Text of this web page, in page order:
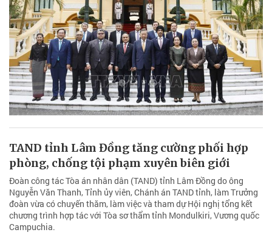
TAND tỉnh Lâm Đồng tăng cường phối hợp
phòng, chống tội phạm xuyên biên giới
Đoàn công tác Tòa án nhân dân (TAND) tỉnh Lâm Đồng do ông
Nguyễn Văn Thanh, Tỉnh ủy viên, Chánh án TAND tỉnh, làm Trưởng
đoàn vừa có chuyến thăm, làm việc và tham dự Hội nghị tổng kết
chương trình hợp tác với Tòa sơ thẩm tỉnh Mondulkiri, Vương quốc
Campuchia.